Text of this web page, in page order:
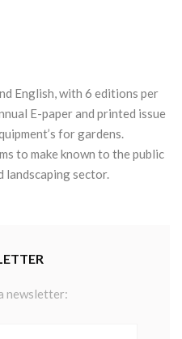
English, with 6 editions per
E-paper and printed issue
for gardens.
to make known to the public
landscaping sector.
newsletter: